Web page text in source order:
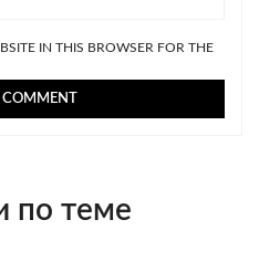
IN THIS BROWSER FOR THE
по теме